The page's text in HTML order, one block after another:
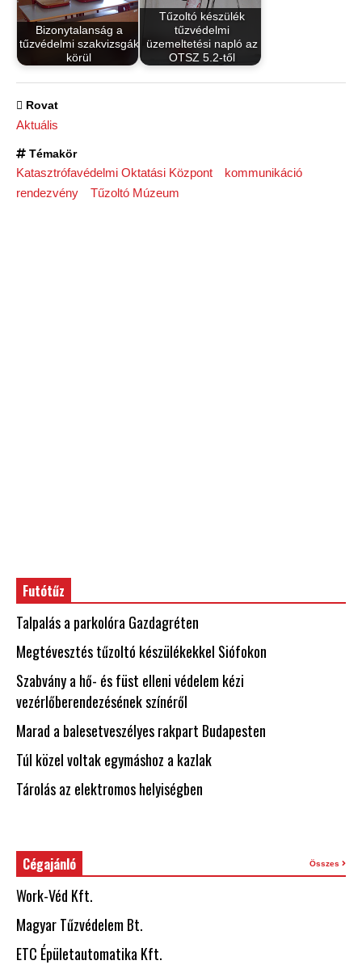
Bizonytalanság a
tűzvédelmi szakvizsgák
körül
Tűzoltó készülék
tűzvédelmi
üzemeltetési napló az
OTSZ 5.2-től
Rovat
Aktuális
Témakör
Katasztrófavédelmi Oktatási Központ
kommunikáció
rendezvény
Tűzoltó Múzeum
Futótűz
Talpalás a parkolóra Gazdagréten
Megtévesztés tűzoltó készülékekkel Siófokon
Szabvány a hő- és füst elleni védelem kézi
vezérlőberendezésének színéről
Marad a balesetveszélyes rakpart Budapesten
Túl közel voltak egymáshoz a kazlak
Tárolás az elektromos helyiségben
Cégajánló Összes
Work-Véd Kft.
Magyar Tűzvédelem Bt.
ETC Épületautomatika Kft.